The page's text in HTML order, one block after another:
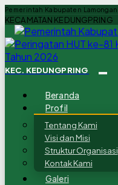
Pemerintah Kabupaten Lamongan
KECAMATAN KEDUNGPRING
KEC. KEDUNGPRING
Beranda
Profil
Tentang Kami
Visi dan Misi
Struktur Organisasi
Kontak Kami
Galeri